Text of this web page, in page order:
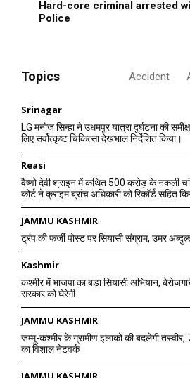
Hard-core criminal arrested
Police
Topics Accident
Srinagar
LG मनोज सिन्हा ने उधमपुर यात्रा दुर्घटना की
लिए सर्वोत्कृष्ट चिकित्सा देखभाल निर्देशित किया।
Reasi
वैष्णो देवी श्राइन में कथित 500 करोड़ के नकली
कोर्ट ने क्राइम ब्रांच अधिकारी को रिकॉर्ड सहित
JAMMU KASHMIR
ट्रंप की फर्जी पोस्ट पर सियासी संग्राम, उमर
Kashmir
कश्मीर में भाजपा का बड़ा सियासी अभियान,
सरकार को घेरेगी
JAMMU KASHMIR
जम्मू-कश्मीर के ग्रामीण इलाकों की बदलेगी
का विशाल नेटवर्क